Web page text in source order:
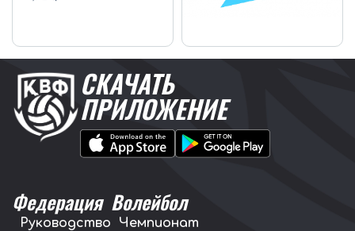
СКАЧАТЬ
ПРИЛОЖЕНИЕ
Федерация
Руководство
Волейбол
Чемпионат